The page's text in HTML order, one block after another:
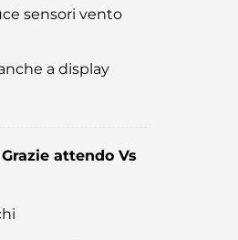
sensori vento
a display
attendo Vs